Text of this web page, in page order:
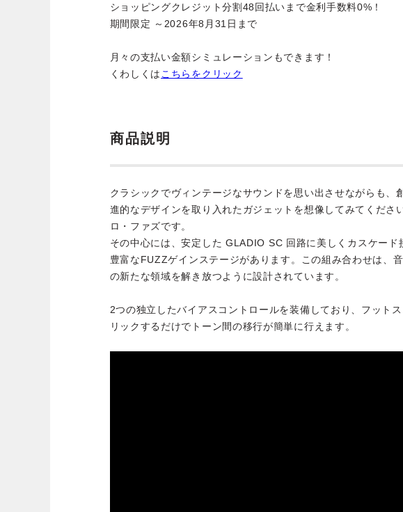
ショッピングクレジット分割48回払いまで金利手数料0%！
期間限定 ～2026年8月31日まで
月々の支払い金額シミュレーションもできます！
くわしくは こちらをクリック
商品説明
クラシックでヴィンテージなサウンドを思い出させながらも、
進的なデザインを取り入れたガジェットを想像してみてくださ
ロ・ファズです。
その中心には、安定した GLADIO SC 回路に美しくカスケード
豊富なFUZZゲインステージがあります。この組み合わせは、
の新たな領域を解き放つように設計されています。
2つの独立したバイアスコントロールを装備しており、フット
リックするだけでトーン間の移行が簡単に行えます。